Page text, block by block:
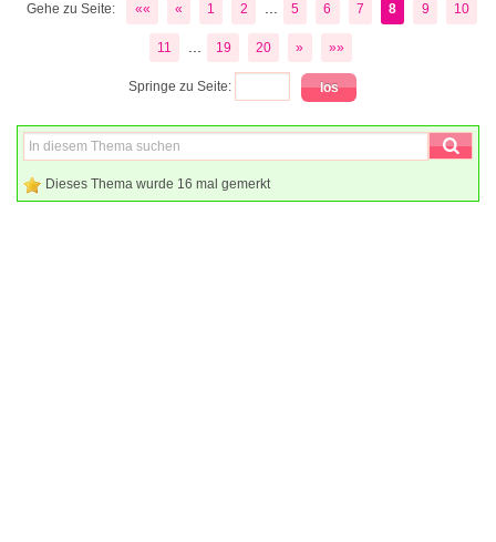
Gehe zu Seite: «« « 1 2 5 6 7 8 9 10
11 19 20 » »»
Springe zu Seite:
Dieses Thema wurde 16 mal gemerkt